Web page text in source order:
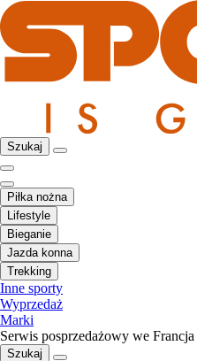
Szukaj
Piłka nożna
Lifestyle
Bieganie
Jazda konna
Trekking
Inne sporty
Wyprzedaż
Marki
Serwis posprzedażowy we Francja
Szukaj